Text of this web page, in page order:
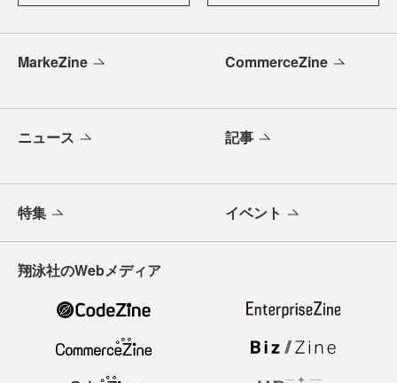
MarkeZine CommerceZine
ニュース 記事
特集 イベント
翔泳社のWebメディア